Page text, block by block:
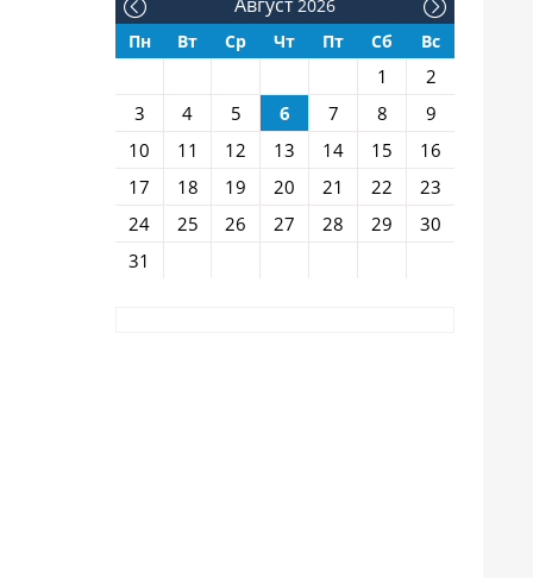
2026
Пн
Вт Ср Чт Пт Сб Вс
1
2
3
4 5 6 7 8
9
10
11 12 13 14 15
16
17
18 19 20 21 22
23
24
25 26 27 28 29
30
31